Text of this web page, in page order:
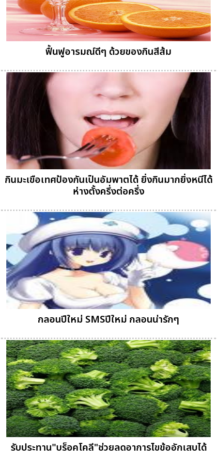
ฟื้นฟูอารมณ์ดีๆ ด้วยของกินสีส้ม
กินมะเขือเทศป้องกันเป็นอัมพาตได้ ยิ่งกินมากยิ่งหนีได้
ห่างตั้งครึ่งต่อครึ่ง
กลอนปีใหม่ SMSปีใหม่ กลอนน่ารักๆ
รับประทาน"บร็อคโคลี"ช่วยลดอาการไขข้ออักเสบได้